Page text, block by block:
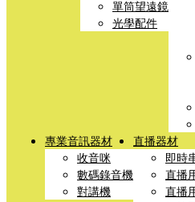
單筒望遠鏡
光學配件
專業音訊器材
收音咪
數碼錄音機
對講機
直播器材
即時
直播
直播